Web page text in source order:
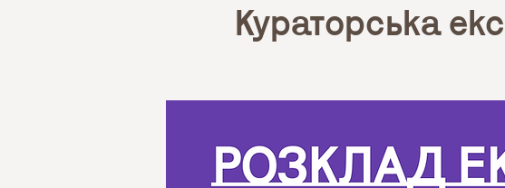
Кураторська